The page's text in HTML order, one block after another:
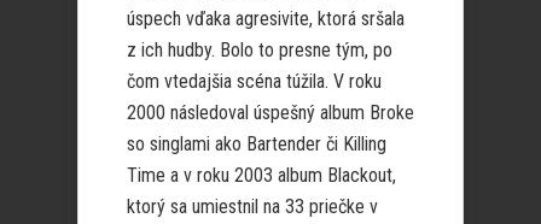
úspech vďaka agresivite, ktorá sršala
z ich hudby. Bolo to presne tým, po
čom vtedajšia scéna túžila. V roku
2000 následoval úspešný album Broke
so singlami ako Bartender či Killing
Time a v roku 2003 album Blackout,
ktorý sa umiestnil na 33 priečke v